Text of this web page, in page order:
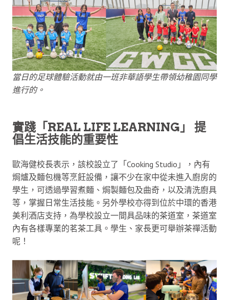
當日的足球體驗活動就由一班非華語學生帶領幼稚園同學
進行的。
實踐「REAL LIFE LEARNING」 提
倡生活技能的重要性
歐海健校長表示，該校設立了「Cooking Studio」，內有
焗爐及麵包機等烹飪設備，讓不少在家中從未進入廚房的
學生，可透過學習煮麵、焗製麵包及曲奇，以及清洗廚具
等，掌握日常生活技能。另外學校亦得到位於中環的香港
美利酒店支持，為學校設立一間具品味的茶道室，茶道室
內有各樣專業的茗茶工具。學生、家長更可舉辦茶禪活動
呢！